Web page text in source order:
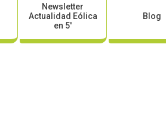
Newsletter
Actualidad Eólica
en 5′
Blog